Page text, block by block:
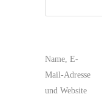
Name, E-
Mail-Adresse
und Website